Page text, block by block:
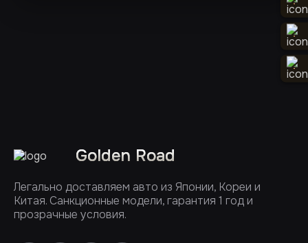
Golden Road
Легально доставляем авто из Японии, Кореи и
Китая. Санкционные модели, гарантия 1 год и
прозрачные условия.